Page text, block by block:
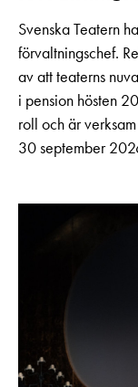
Svenska Teatern
förvaltningschef.
av att teaterns
i pension hösten
roll och är
30 september